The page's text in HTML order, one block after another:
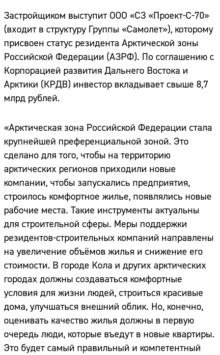
Застройщиком выступит ООО «СЗ «Проект-С-70»
(входит в структуру Группы «Самолет»), которому
присвоен статус резидента Арктической зоны
Российской Федерации (АЗРФ). По соглашению с
Корпорацией развития Дальнего Востока и
Арктики (КРДВ) инвестор вкладывает свыше 8,7
млрд рублей.
«Арктическая зона Российской Федерации стала
крупнейшей преференциальной зоной. Это
сделано для того, чтобы на территорию
арктических регионов приходили новые
компании, чтобы запускались предприятия,
строилось комфортное жилье, появлялись новые
рабочие места. Такие инструменты актуальны
для строительной сферы. Меры поддержки
резидентов-строительных компаний направлены
на увеличение объёмов жилья и снижение его
стоимости. В городе Кола и других арктических
городах должны создаваться комфортные
условия для жизни людей, строиться красивые
дома, улучшаться внешний облик. Но, конечно,
оценивать качество жилья должны в первую
очередь люди, которые въедут в новые квартиры.
Это будет самый правильный и компетентный